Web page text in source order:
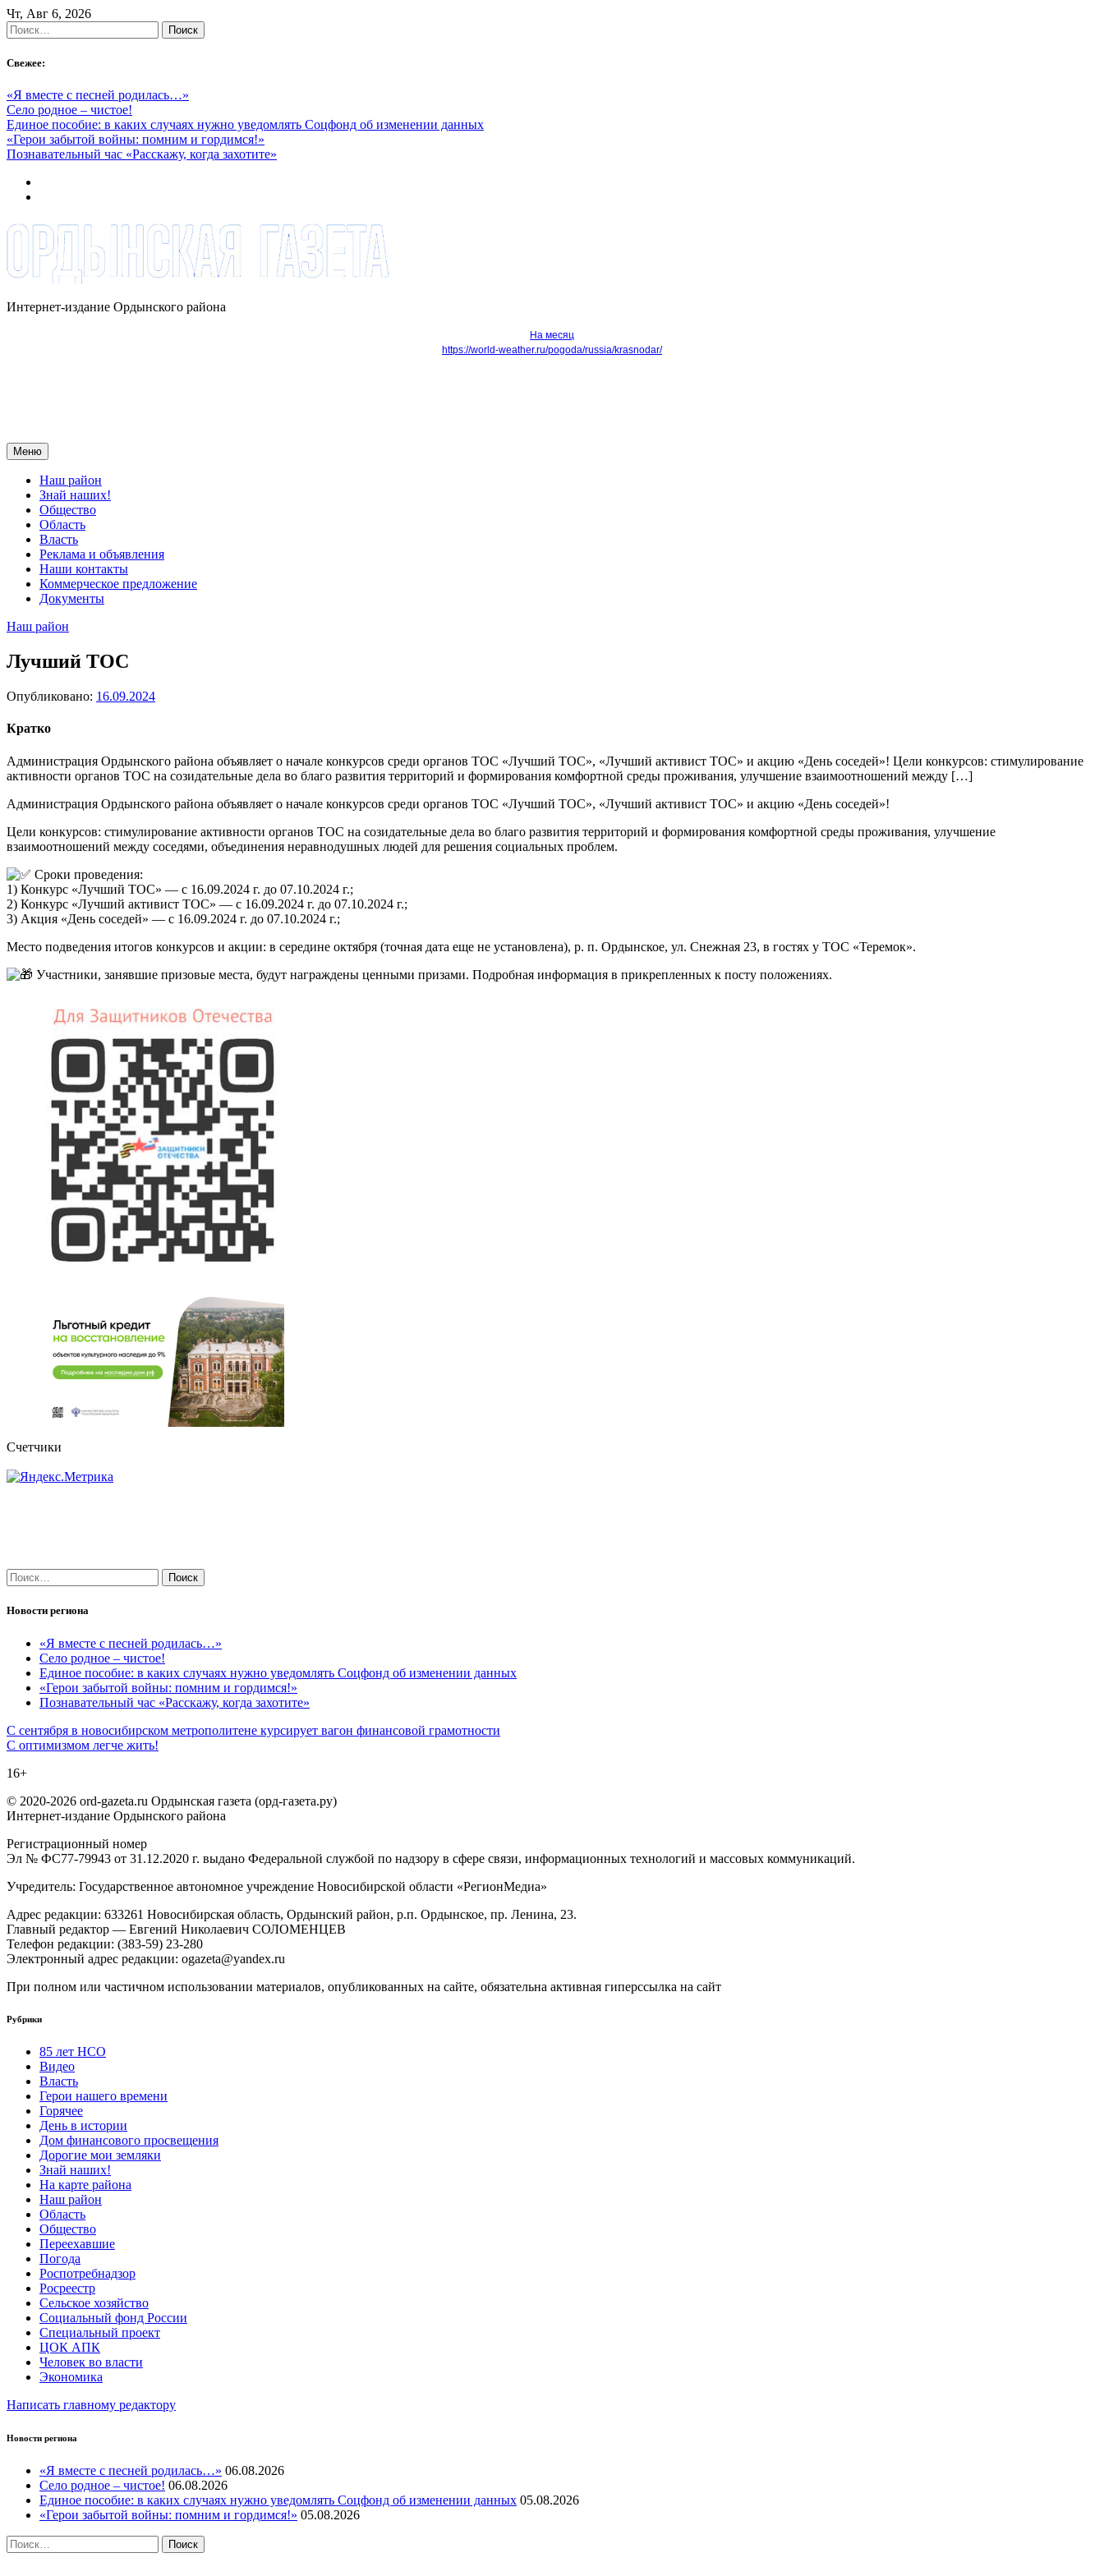
Skip
to
content
Чт, Авг 6, 2026
Найти:
Свежее:
«Я вместе с песней родилась…»
Село родное – чистое!
Единое пособие: в каких случаях нужно уведомлять Соцфонд об изменении данных
«Герои забытой войны: помним и гордимся!»
Познавательный час «Расскажу, когда захотите»
Интернет-издание Ордынского района
На месяц
https://world-weather.ru/pogoda/russia/krasnodar/
Меню
Наш район
Знай наших!
Общество
Область
Власть
Реклама и объявления
Наши контакты
Коммерческое предложение
Документы
Наш район
Лучший ТОС
Опубликовано: 16.09.2024
Кратко
Администрация Ордынского района объявляет о начале конкурсов среди органов ТОС «Лучший ТОС», «Лучший активист ТОС» и акцию «День соседей»! Цели конкурсов: стимулирование
активности органов ТОС на созидательные дела во благо развития территорий и формирования комфортной среды проживания, улучшение взаимоотношений между […]
Администрация Ордынского района объявляет о начале конкурсов среди органов ТОС «Лучший ТОС», «Лучший активист ТОС» и акцию «День соседей»!
Цели конкурсов: стимулирование активности органов ТОС на созидательные дела во благо развития территорий и формирования комфортной среды проживания, улучшение
взаимоотношений между соседями, объединения неравнодушных людей для решения социальных проблем.
Сроки проведения:
1) Конкурс «Лучший ТОС» — с 16.09.2024 г. до 07.10.2024 г.;
2) Конкурс «Лучший активист ТОС» — с 16.09.2024 г. до 07.10.2024 г.;
3) Акция «День соседей» — с 16.09.2024 г. до 07.10.2024 г.;
Место подведения итогов конкурсов и акции: в середине октября (точная дата еще не установлена), р. п. Ордынское, ул. Снежная 23, в гостях у ТОС «Теремок».
Участники, занявшие призовые места, будут награждены ценными призами. Подробная информация в прикрепленных к посту положениях.
Счетчики
Найти:
Новости региона
«Я вместе с песней родилась…»
Село родное – чистое!
Единое пособие: в каких случаях нужно уведомлять Соцфонд об изменении данных
«Герои забытой войны: помним и гордимся!»
Познавательный час «Расскажу, когда захотите»
Навигация
по
записям
С сентября в новосибирском метрополитене курсирует вагон финансовой грамотности
С оптимизмом легче жить!
16+
© 2020-2026 ord-gazeta.ru Ордынская газета (орд-газета.ру)
Интернет-издание Ордынского района
Регистрационный номер
Эл № ФС77-79943 от 31.12.2020 г. выдано Федеральной службой по надзору в сфере связи, информационных технологий и массовых коммуникаций.
Учредитель: Государственное автономное учреждение Новосибирской области «РегионМедиа»
Адрес редакции: 633261 Новосибирская область, Ордынский район, р.п. Ордынское, пр. Ленина, 23.
Главный редактор — Евгений Николаевич СОЛОМЕНЦЕВ
Телефон редакции: (383-59) 23-280
Электронный адрес редакции: ogazeta@yandex.ru
При полном или частичном использовании материалов, опубликованных на сайте, обязательна активная гиперссылка на сайт
Рубрики
85 лет НСО
Видео
Власть
Герои нашего времени
Горячее
День в истории
Дом финансового просвещения
Дорогие мои земляки
Знай наших!
На карте района
Наш район
Область
Общество
Переехавшие
Погода
Роспотребнадзор
Росреестр
Сельское хозяйство
Социальный фонд России
Специальный проект
ЦОК АПК
Человек во власти
Экономика
Написать главному редактору
Новости региона
«Я вместе с песней родилась…» 06.08.2026
Село родное – чистое! 06.08.2026
Единое пособие: в каких случаях нужно уведомлять Соцфонд об изменении данных 05.08.2026
«Герои забытой войны: помним и гордимся!» 05.08.2026
Найти: